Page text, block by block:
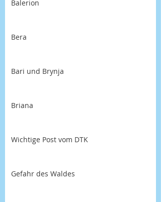
Balerion
Bera
Bari und Brynja
Briana
Wichtige Post vom DTK
Gefahr des Waldes